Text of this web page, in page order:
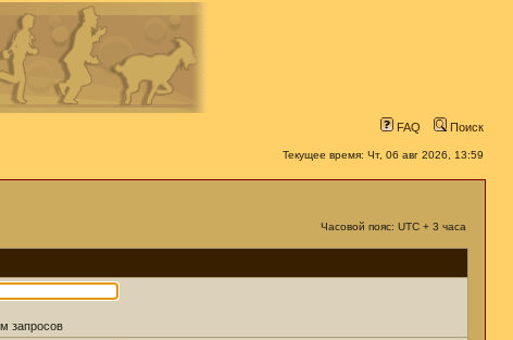
FAQ Поиск
Текущее время: Чт, 06 авг 2026, 13:59
Часовой пояс: UTC + 3 часа
запросов